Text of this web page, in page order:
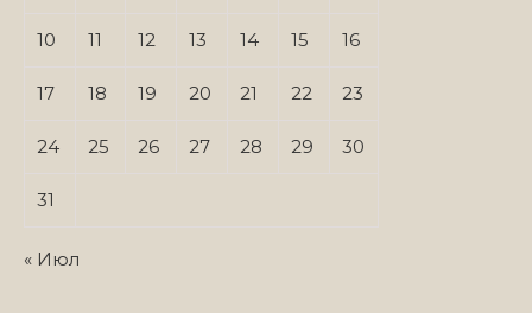
10 11 12 13 14 15 16
17 18 19 20 21 22 23
24 25 26 27 28 29 30
31
« Июл